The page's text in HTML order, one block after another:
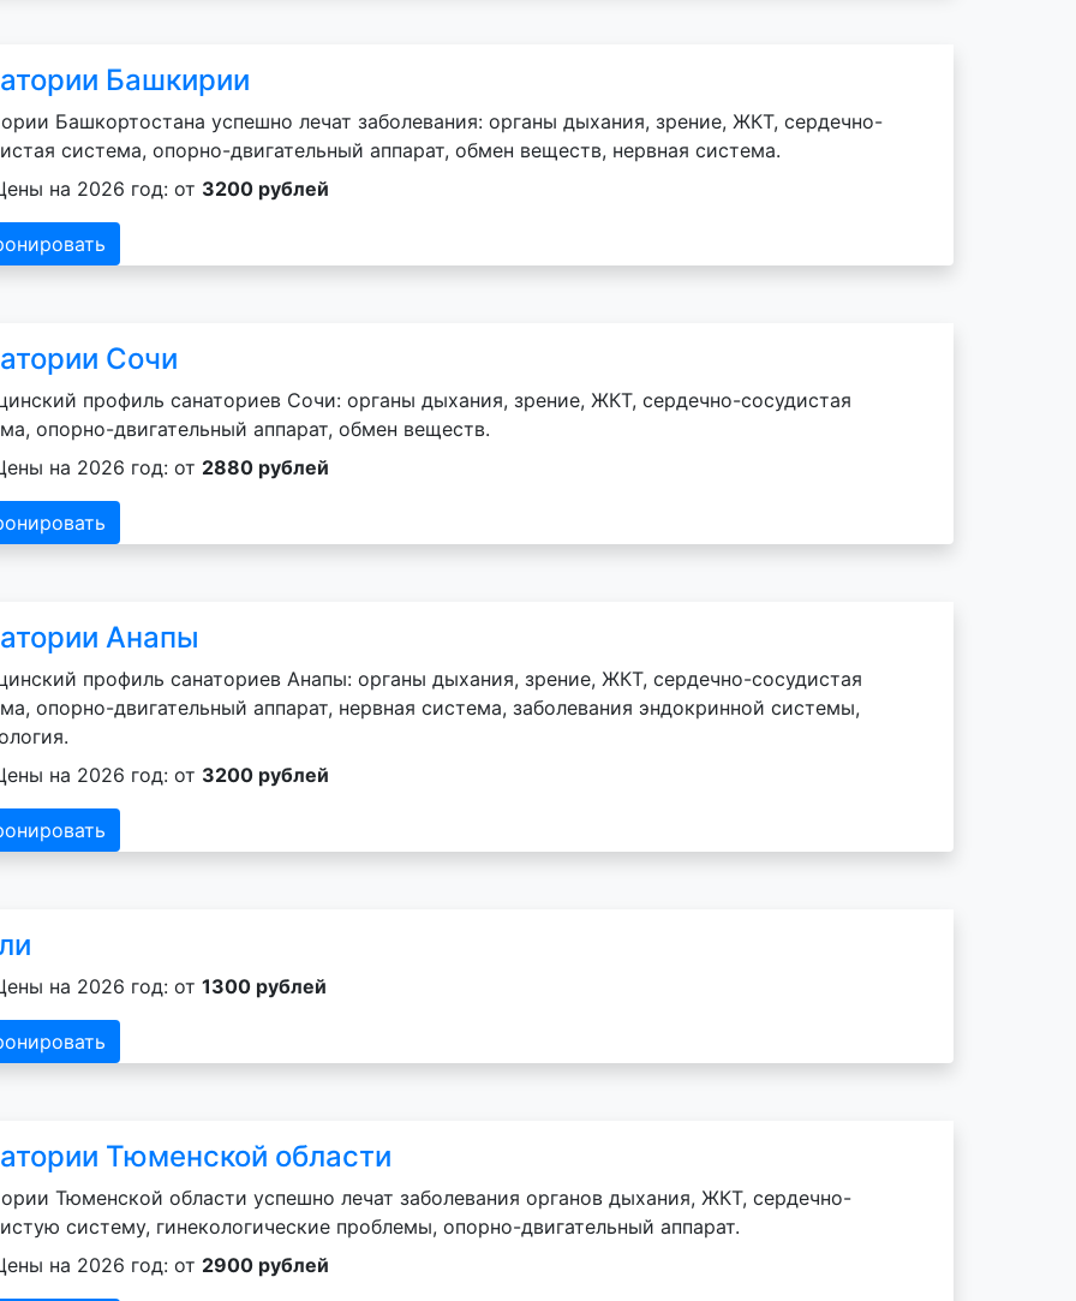
Башкирии
Башкортостана успешно лечат заболевания: органы дыхания, зрение, ЖКТ, сердечно-
система, опорно-двигательный аппарат, обмен веществ, нервная система.
на 2026 год: от 3200 рублей
Сочи
профиль санаториев Сочи: органы дыхания, зрение, ЖКТ, сердечно-сосудистая
опорно-двигательный аппарат, обмен веществ.
на 2026 год: от 2880 рублей
Анапы
профиль санаториев Анапы: органы дыхания, зрение, ЖКТ, сердечно-сосудистая
опорно-двигательный аппарат, нервная система, заболевания эндокринной системы,
на 2026 год: от 3200 рублей
на 2026 год: от 1300 рублей
Тюменской области
Тюменской области успешно лечат заболевания органов дыхания, ЖКТ, сердечно-
систему, гинекологические проблемы, опорно-двигательный аппарат.
на 2026 год: от 2900 рублей